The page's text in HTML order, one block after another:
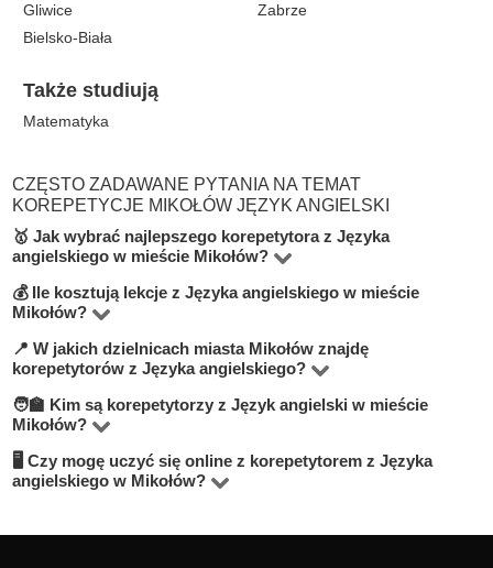
Gliwice
Zabrze
Bielsko-Biała
Także studiują
Matematyka
CZĘSTO ZADAWANE PYTANIA NA TEMAT
KOREPETYCJE MIKOŁÓW JĘZYK ANGIELSKI
🥇 Jak wybrać najlepszego korepetytora z Języka
angielskiego w mieście Mikołów?
Na platformie BUKI znajdziesz 1 korepetytorów
oferujących zajęcia z Język angielski w miejscowości
Mikołów. Przy wyborze zwróć uwagę na cenę, opinie,
szukać korepetytorów z opcją darmowej lekcji próbnej,
💰 Ile kosztują lekcje z Języka angielskiego w mieście
Mikołów?
Ceny zależą od poziomu, doświadczenia korepetytora i
trybu zajęć (online lub stacjonarnie). Średnia cena w
mieście Mikołów wynosi od 100 do 100 zł/h.
📍 W jakich dzielnicach miasta Mikołów znajdę
korepetytorów z Języka angielskiego?
Na BUKI możesz znaleźć nauczycieli w niemal
wszystkich dzielnicach miasta Mikołów. Możesz też
wybrać lekcje online, jeśli zależy Ci na elastyczności.
🧑‍🏫 Kim są korepetytorzy z Język angielski w mieście
Mikołów?
Na BUKI znajdziesz wykwalifikowanych nauczycieli,
studentów oraz praktyków z doświadczeniem. Średnia
🖥 Czy mogę uczyć się online z korepetytorem z Języka
angielskiego w Mikołów?